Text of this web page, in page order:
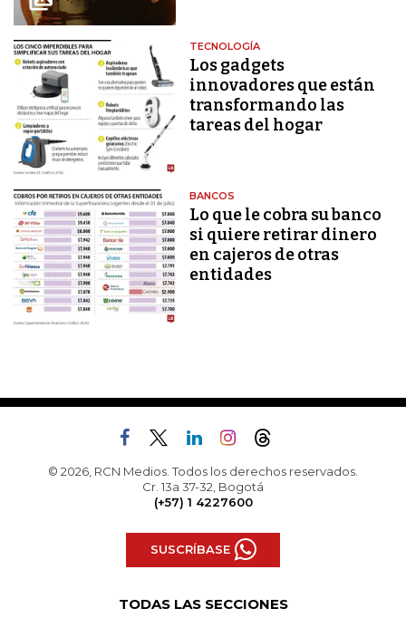
TECNOLOGÍA
Los gadgets
innovadores que están
transformando las
tareas del hogar
BANCOS
Lo que le cobra su banco
si quiere retirar dinero
en cajeros de otras
entidades
© 2026, RCN Medios. Todos los derechos reservados.
Cr. 13a 37-32, Bogotá
(+57) 1 4227600
SUSCRÍBASE
TODAS LAS SECCIONES